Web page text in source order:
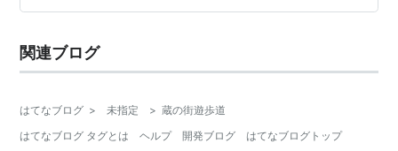
分ごろついに昆布水つけ麺が到着しました！ すっごく並
関連ブログ
はてなブログ > 未指定 > 蔵の街遊歩道
はてなブログ タグとは
ヘルプ 開発ブログ はてなブログトップ